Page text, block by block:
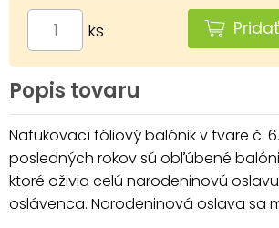
ks
Popis tovaru
Nafukovací fóliový balónik v tvare č.
posledných rokov sú obľúbené
ktoré oživia celú narodeninovú
oslávenca. Narodeninová oslava sa